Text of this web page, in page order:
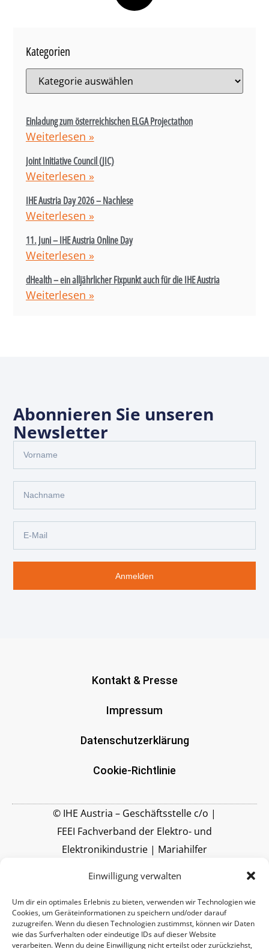
Einwilligung verwalten
Um dir ein optimales Erlebnis zu bieten, verwenden wir Technologien wie
Cookies, um Geräteinformationen zu speichern und/oder darauf
zuzugreifen. Wenn du diesen Technologien zustimmst, können wir Daten
wie das Surfverhalten oder eindeutige IDs auf dieser Website
verarbeiten. Wenn du deine Einwilligung nicht erteilst oder zurückziehst,
Kategorien
Einladung zum österreichischen ELGA Projectathon
Weiterlesen »
Joint Initiative Council (JIC)
Weiterlesen »
IHE Austria Day 2026 – Nachlese
Weiterlesen »
11. Juni – IHE Austria Online Day
Weiterlesen »
dHealth – ein alljährlicher Fixpunkt auch für die IHE Austria
Weiterlesen »
Abonnieren Sie unseren
Newsletter
Anmelden
Kontakt & Presse
Impressum
Datenschutzerklärung
Cookie-Richtlinie
© IHE Austria – Geschäftsstelle c/o |
FEEI Fachverband der Elektro- und
Elektronikindustrie | Mariahilfer
www.feei.at